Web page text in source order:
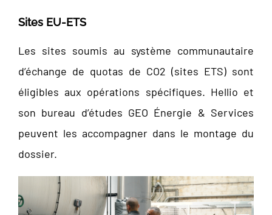
Sites EU-ETS
Les sites soumis au système communautaire
d’échange de quotas de CO2 (sites ETS) sont
éligibles aux opérations spécifiques. Hellio et
son bureau d’études GEO Énergie & Services
peuvent les accompagner dans le montage du
dossier.